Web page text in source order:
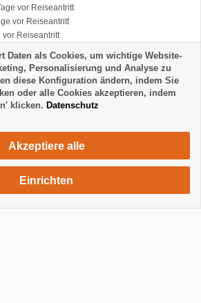
vor Reiseantritt
vor Reiseantritt
vor Reiseantritt
Daten als Cookies, um wichtige Website-
Personalisierung und Analyse zu
diese Konfiguration ändern, indem Sie
oder alle Cookies akzeptieren, indem
klicken. Datenschutz
Akzeptiere alle
Einrichten